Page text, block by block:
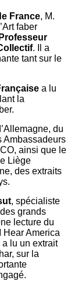
France, M.
faber
. Il a
tant sur le
a lu
la
du
Ambassadeurs
ainsi que le
Liège
des extraits
, spécialiste
grands
lecture du
America
a lu un extrait
sur la